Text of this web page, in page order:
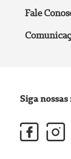
Fale
Siga